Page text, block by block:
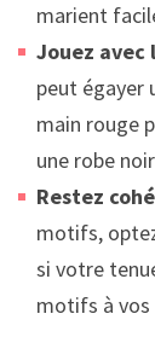
marient
Jouez avec
peut égayer
main rouge
une robe
Restez
motifs,
si votre
motifs à vos